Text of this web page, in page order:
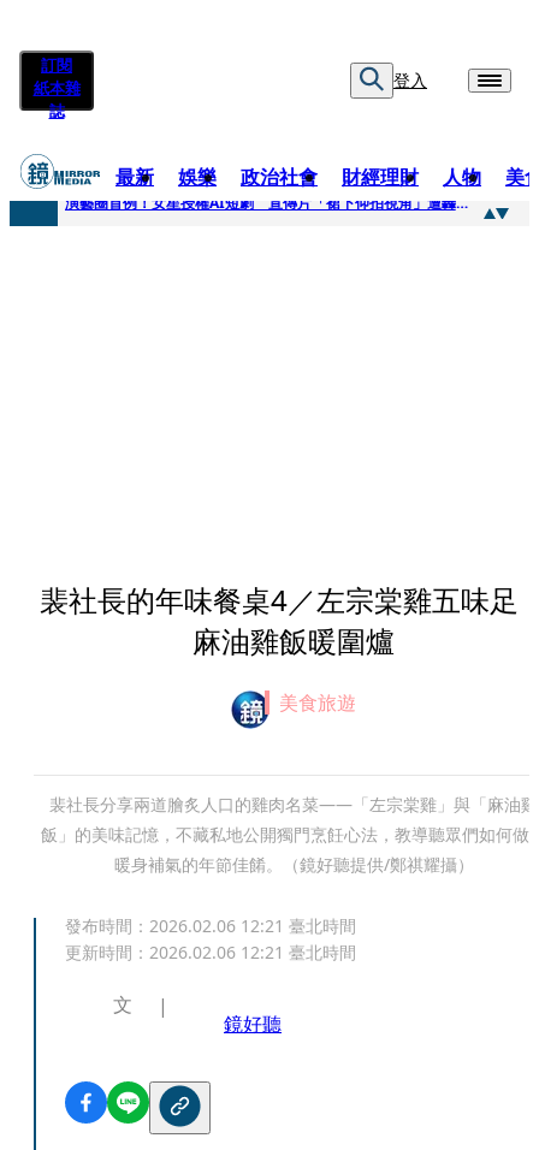
訂閱
紙本雜
誌
登入
最新 娛樂 政治社會 財經理財 人物 美
快訊
演藝圈首例！女星授權AI短劇 宣傳片「裙下仰拍視角」遭轟擦邊：自降身價
裴社長的年味餐桌4／左宗棠雞五味
麻油雞飯暖圍爐
美食旅遊
裴社長分享兩道膾炙人口的雞肉名菜——「左宗棠雞」與「麻油雞
飯」的美味記憶，不藏私地公開獨門烹飪心法，教導聽眾們如何做
暖身補氣的年節佳餚。（鏡好聽提供/鄭祺耀攝）
發布時間： 2026.02.06 12:21 臺北時間
更新時間： 2026.02.06 12:21 臺北時間
文
鏡好聽